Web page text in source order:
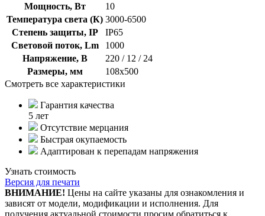
Мощность, Вт
10
Температура света (К) 3000-6500
Степень защиты, IP
IP65
Световой поток, Lm
1000
Напряжение, В
220 / 12 / 24
Размеры, мм
108х500
Смотреть все характеристики
Гарантия качества
5 лет
Отсутствие мерцания
Быстрая окупаемость
Адаптирован к перепадам напряжения
Узнать стоимость
Версия для печати
ВНИМАНИЕ! Цены на сайте указаны для ознакомления и
зависят от модели, модификации и исполнения. Для
получения актуальной стоимости просим обратиться к